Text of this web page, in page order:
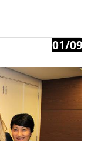
01/09